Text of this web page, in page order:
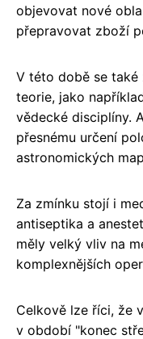
objevovat nové
přepravovat zboží
V této době se
teorie, jako
vědecké disciplíny.
přesnému určení
astronomických
Za zmínku stojí i
antiseptika a
měly velký vliv na
komplexnějších
Celkově lze říci, že
v období "konec